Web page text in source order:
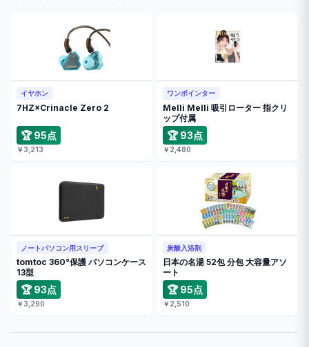
イヤホン
7HZ×Crinacle Zero 2
🏆 95点
￥3,213
ワンポインター
Melli Melli 吸引ローター 指クリ
ップ付属
🏆 93点
￥2,480
ノートパソコン用スリーブ
tomtoc 360°保護 パソコンケース
13型
🏆 93点
￥3,290
炭酸入浴剤
日本の名湯 52包 分包 大容量アソ
ート
🏆 95点
￥2,510